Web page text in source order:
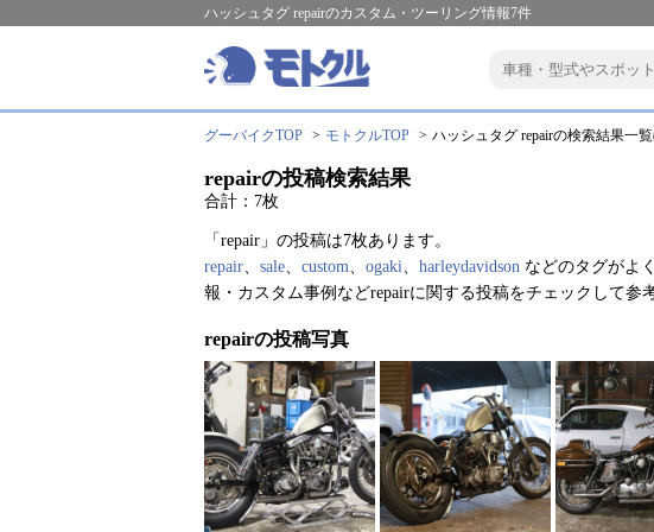
ハッシュタグ repairのカスタム・ツーリング情報7件
グーバイクTOP モトクルTOP ハッシュタグ repairの検索結果一
repairの投稿検索結果
合計：7枚
「repair」の投稿は7枚あります。
repair、 sale、 custom、 ogaki、 harleydavidson などのタグがよ
報・カスタム事例などrepairに関する投稿をチェックして参
repairの投稿写真